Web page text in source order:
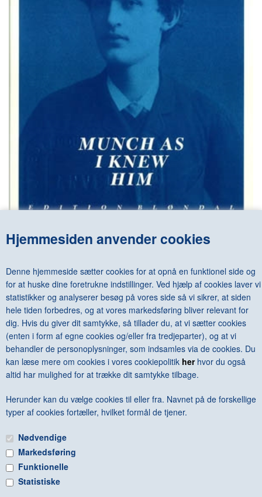
Hjemmesiden anvender cookies
Denne hjemmeside sætter cookies for at opnå en funktionel side og
for at huske dine foretrukne indstillinger. Ved hjælp af cookies laver vi
statistikker og analyserer besøg på vores side så vi sikrer, at siden
hele tiden forbedres, og at vores markedsføring bliver relevant for
dig. Hvis du giver dit samtykke, så tillader du, at vi sætter cookies
(enten i form af egne cookies og/eller fra tredjeparter), og at vi
behandler de personoplysninger, som indsamles via de cookies. Du
kan læse mere om cookies i vores cookiepolitik herhvor du også
altid har mulighed for at trække dit samtykke tilbage.
Herunder kan du vælge cookies til eller fra. Navnet på de forskellige
typer af cookies fortæller, hvilket formål de tjener.
Nødvendige
Markedsføring
Funktionelle
Statistiske
EDVARD MUNCH - MUNCH AS I KNEW HIM / FORMAT-SERIEN /
DKK 100,00
<--Forrige 1 2 3 Næste-->
Antal varer: 37 Vis uden moms Anbefal Print